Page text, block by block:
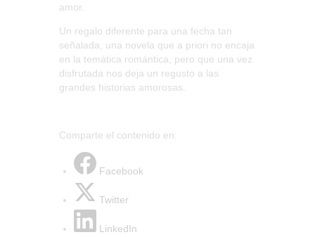
amor.
Un regalo diferente para una fecha tan
señalada, una novela que a priori no encaja
en la temática romántica, pero que una vez
disfrutada nos deja un regusto a las
grandes historias amorosas.
Comparte el contenido en:
Facebook
Twitter
LinkedIn